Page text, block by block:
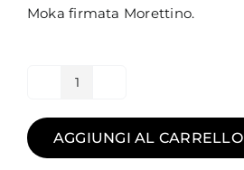
Moka firmata Morettino.
Gift
Box
Moka
Morettino
AGGIUNGI AL CARRELLO